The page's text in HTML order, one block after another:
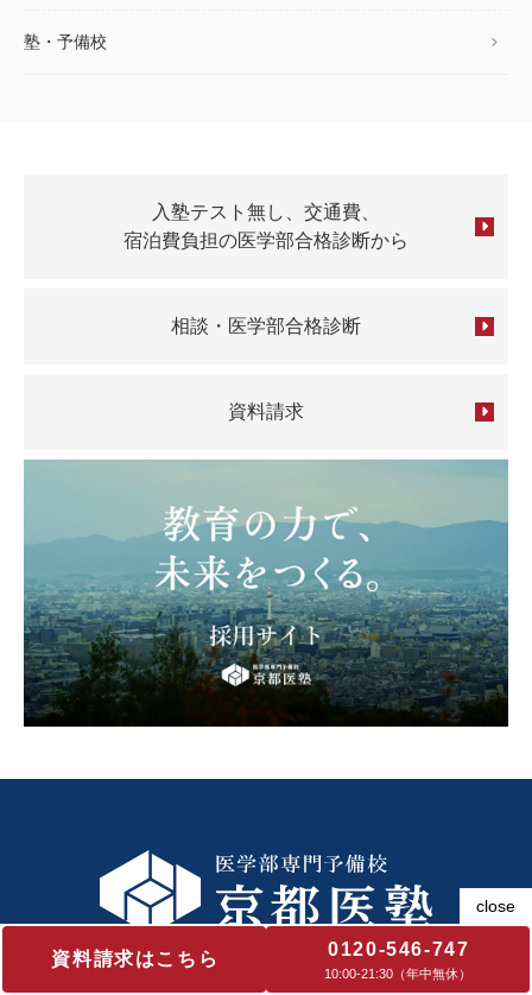
資料請求はこちら 0120-546-747
10:00‐21:30（年中無休）
塾・予備校
入塾テスト無し、交通費、
宿泊費負担の医学部合格診断から
相談・医学部合格診断
資料請求